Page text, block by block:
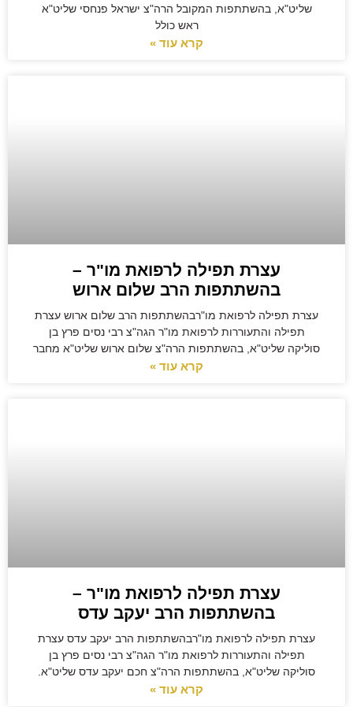
שליט"א, בהשתתפות המקובל הרה"צ ישראל פנחסי שליט"א
ראש כולל
קרא עוד »
עצרת תפילה לרפואת מו"ר –
בהשתתפות הרב שלום ארוש
עצרת תפילה לרפואת מו"רבהשתתפות הרב שלום ארוש עצרת
תפילה והתעוררות לרפואת מו"ר הגה"צ רבי נסים פרץ בן
סוליקה שליט"א, בהשתתפות הרה"צ שלום ארוש שליט"א מחבר
קרא עוד »
עצרת תפילה לרפואת מו"ר –
בהשתתפות הרב יעקב עדס
עצרת תפילה לרפואת מו"רבהשתתפות הרב יעקב עדס עצרת
תפילה והתעוררות לרפואת מו"ר הגה"צ רבי נסים פרץ בן
סוליקה שליט"א, בהשתתפות הרה"צ חכם יעקב עדס שליט"א.
קרא עוד »